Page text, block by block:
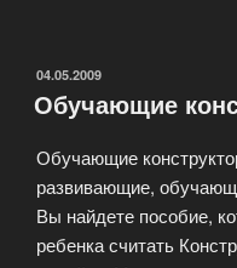
ОПУБЛИКОВАНО
04.05.2009
Обучающие
Обучающие
развивающие,
Вы найдете пособие,
ребенка считать